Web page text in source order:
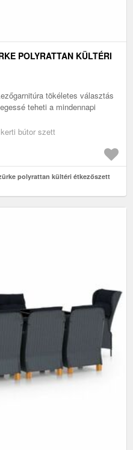
POLYRATTAN KÜLTÉRI
tökéletes választás
teheti a mindennapi
bútor szett
polyrattan kültéri étkezőszett